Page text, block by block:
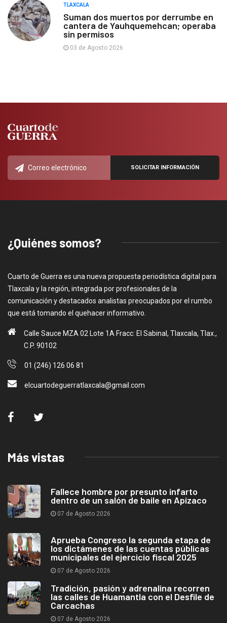
TLAXCALA
Suman dos muertos por derrumbe en
cantera de Yauhquemehcan; operaba
sin permisos
03 de Agosto 2026
¿Quiénes somos?
Cuarto de Guerra es una nueva propuesta periodística digital para
Tlaxcala y la región, integrada por profesionales de la
comunicación y destacados analistas preocupados por el rumbo
que está tomando el quehacer informativo.
Calle Sauce MZA 02 Lote 1A Fracc: El Sabinal, Tlaxcala, Tlax.,
C.P. 90102
01 (246) 126 06 81
elcuartodeguerratlaxcala@gmail.com
Más vistas
Fallece hombre por presunto infarto
dentro de un salón de baile en Apizaco
07 de Agosto 2026
Aprueba Congreso la segunda etapa de
los dictámenes de las cuentas públicas
municipales del ejercicio fiscal 2025
07 de Agosto 2026
Tradición, pasión y adrenalina recorren
las calles de Huamantla con el Desfile de
Carcachas
07 de Agosto 2026